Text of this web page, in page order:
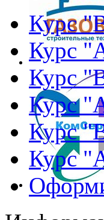
Курс
Курс
Курс
Курс
Курс
Курс